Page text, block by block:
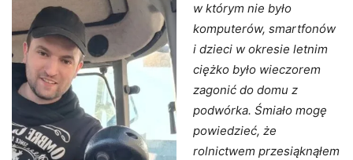
w którym nie było
komputerów, smartfonów
i dzieci w okresie letnim
ciężko było wieczorem
zagonić do domu z
podwórka. Śmiało mogę
powiedzieć, że
rolnictwem przesiąknąłem